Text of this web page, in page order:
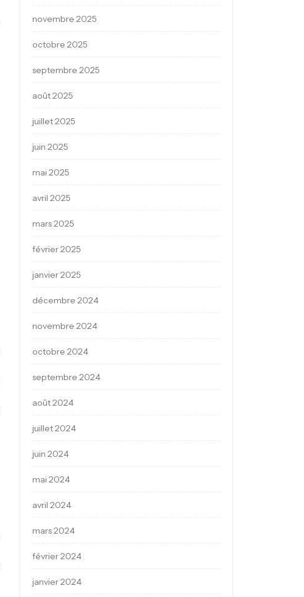
novembre 2025
octobre 2025
septembre 2025
août 2025
juillet 2025
juin 2025
mai 2025
avril 2025
mars 2025
février 2025
janvier 2025
décembre 2024
novembre 2024
octobre 2024
septembre 2024
août 2024
juillet 2024
juin 2024
mai 2024
avril 2024
mars 2024
février 2024
janvier 2024